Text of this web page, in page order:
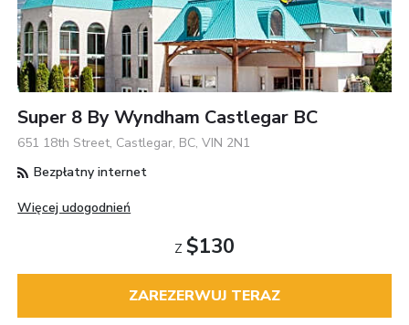
Super 8 By Wyndham Castlegar BC
651 18th Street, Castlegar, BC, VIN 2N1
Bezpłatny internet
Więcej udogodnień
Z $130
ZAREZERWUJ TERAZ